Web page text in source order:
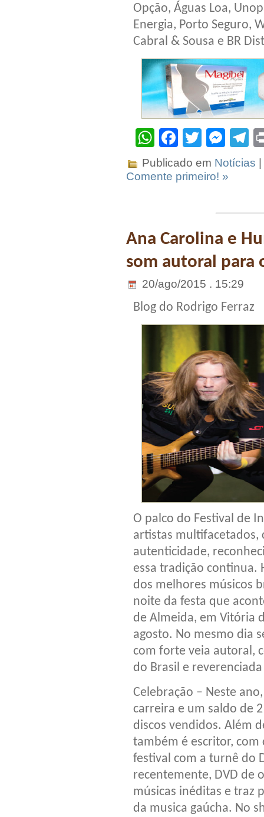
Opção, Águas Loa,
Energia, Porto Seguro,
Cabral & Sousa e BR
WhatsApp
Facebook
Twitter
Publicado em Notícias
Comente primeiro! »
Ana Carolina e
som autoral para
20/ago/2015 . 15:29
Blog do Rodrigo Ferraz
O palco do Festival de
artistas multifacetados,
autenticidade,
essa tradição continua.
dos melhores músicos
noite da festa que
de Almeida, em Vitória
agosto. No mesmo dia
com forte veia autoral,
do Brasil e
Celebração – Neste
carreira e um saldo de
discos vendidos. Além
também é escritor,
festival com a turnê do
recentemente, DVD de
músicas inéditas e traz
da musica gaúcha. No